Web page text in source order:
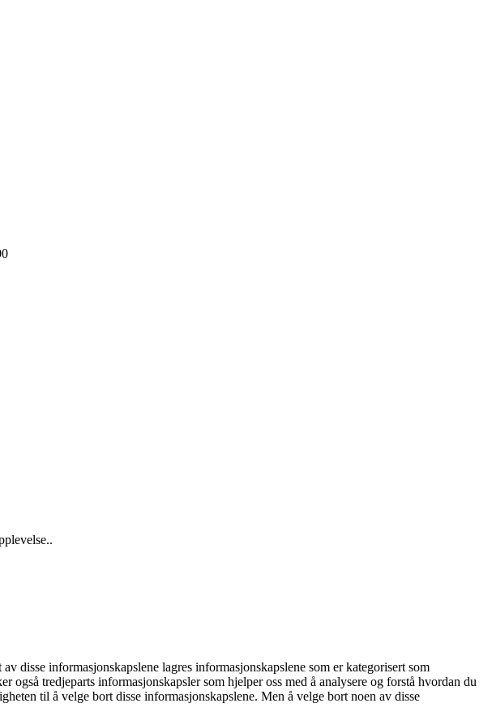
disse informasjonskapslene lagres informasjonskapslene som er kategorisert som
tredjeparts informasjonskapsler som hjelper oss med å analysere og forstå hvordan du
til å velge bort disse informasjonskapslene. Men å velge bort noen av disse